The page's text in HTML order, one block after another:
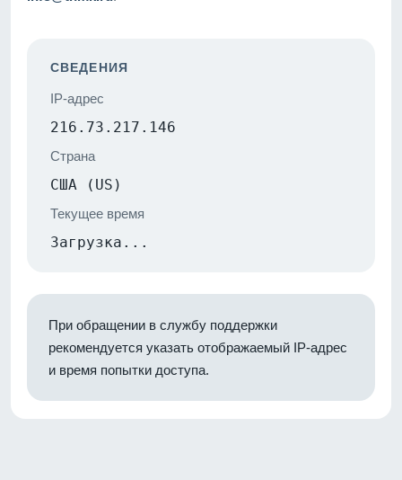
СВЕДЕНИЯ
IP-адрес
216.73.217.146
Страна
США (US)
Текущее время
Загрузка...
При обращении в службу поддержки
рекомендуется указать отображаемый IP-адрес
и время попытки доступа.